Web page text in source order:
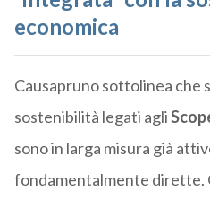
economica
Causapruno sottolinea che
sostenibilità legati agli
sono in larga misura già
fondamentalmente dirette.